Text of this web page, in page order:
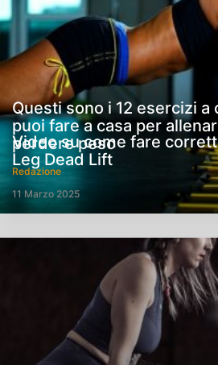
Questi sono i 12 esercizi
puoi fare a casa per
perdere peso
Redazione
11 Marzo 2025
Video su come fare
Leg Dead Lift